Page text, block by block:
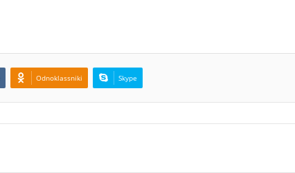
Odnoklassniki Skype